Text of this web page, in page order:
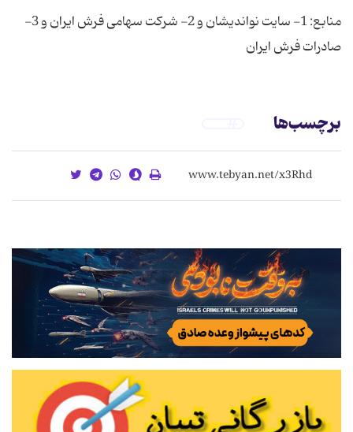
منابع: 1- سایت نواندیشان و 2- شرکت سهامی فرش ایران و 3-
صادرات فرش ایران
برچسب‌ها